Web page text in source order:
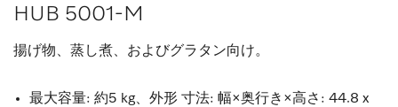
HUB 5001-M
揚げ物、蒸し煮、およびグラタン向け。
最大容量: 約5 kg、外形 寸法: 幅×奥行き×高さ: 44.8 x